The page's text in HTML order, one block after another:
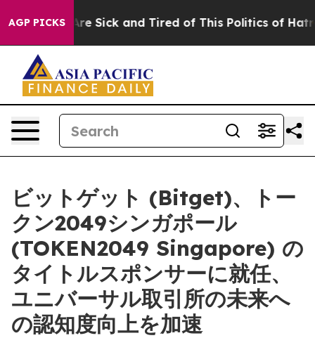
AGP PICKSAre Sick and Tired of This Politics of Hatred”
ビットゲット (Bitget)、トー
クン2049シンガポール
(TOKEN2049 Singapore) の
タイトルスポンサーに就任、
ユニバーサル取引所の未来へ
の認知度向上を加速